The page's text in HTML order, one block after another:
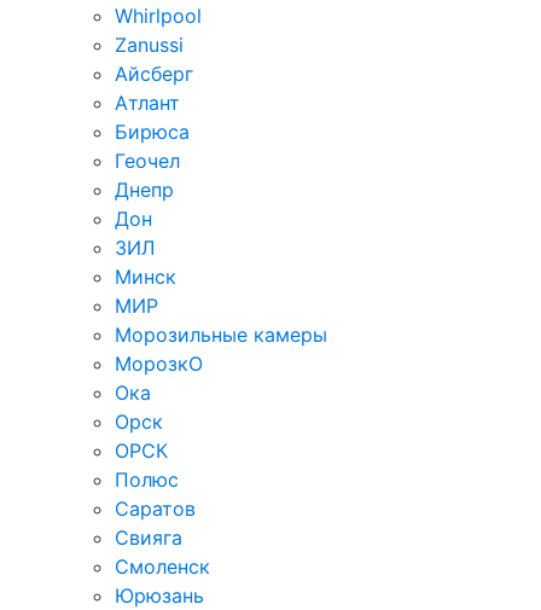
Whirlpool
Zanussi
Айсберг
Атлант
Бирюса
Геочел
Днепр
Дон
ЗИЛ
Минск
МИР
Морозильные камеры
МорозкО
Ока
Орск
ОРСК
Полюс
Саратов
Свияга
Смоленск
Юрюзань